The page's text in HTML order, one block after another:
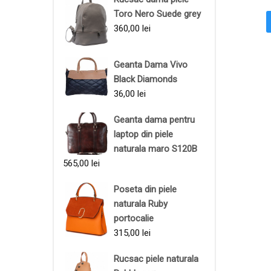
Toro Nero Suede grey
360,00 lei
Geanta Dama Vivo
Black Diamonds
36,00 lei
Geanta dama pentru
laptop din piele
naturala maro S120B
565,00 lei
Poseta din piele
naturala Ruby
portocalie
315,00 lei
Rucsac piele naturala